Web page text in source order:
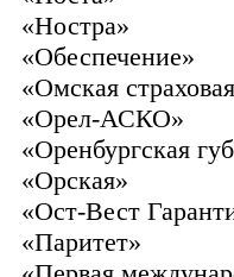
«Ностра»
«Обеспечение»
«Омская
«Орел-АСКО»
«Оренбургская
«Орская»
«Ост-Вест
«Паритет»